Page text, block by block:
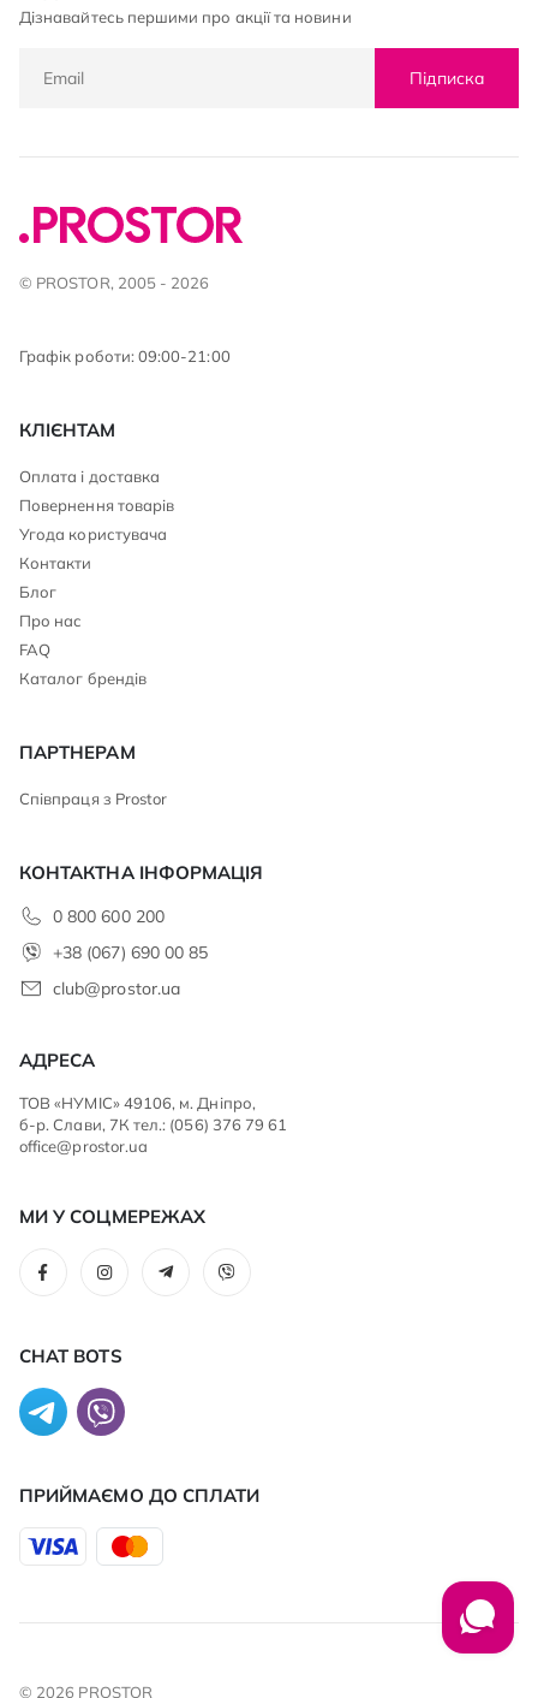
Дізнавайтесь першими про акції та новини
Підписка
© PROSTOR, 2005 - 2026
Графік роботи: 09:00-21:00
КЛІЄНТАМ
Оплата і доставка
Повернення товарів
Угода користувача
Контакти
Блог
Про нас
FAQ
Каталог брендів
ПАРТНЕРАМ
Співпраця з Prostor
КОНТАКТНА ІНФОРМАЦІЯ
0 800 600 200
+38 (067) 690 00 85
club@prostor.ua
АДРЕСА
ТОВ «НУМІС» 49106, м. Дніпро,
б-р. Слави, 7К тел.: (056) 376 79 61
office@prostor.ua
МИ У СОЦМЕРЕЖАХ
CHAT BOTS
ПРИЙМАЄМО ДО CПЛАТИ
© 2026 PROSTOR